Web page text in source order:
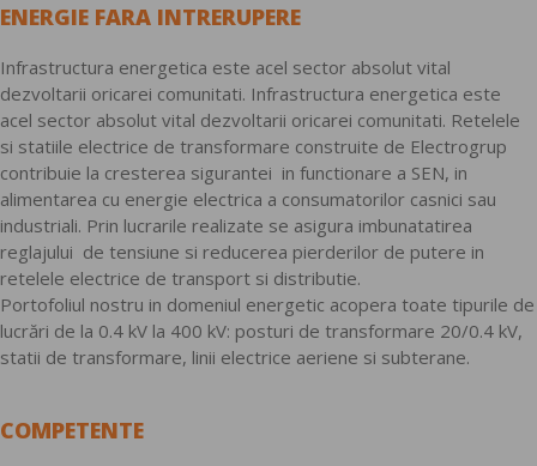
ENERGIE FARA INTRERUPERE
Infrastructura energetica este acel sector absolut vital
dezvoltarii oricarei comunitati. Infrastructura energetica este
acel sector absolut vital dezvoltarii oricarei comunitati. Retelele
si statiile electrice de transformare construite de Electrogrup
contribuie la cresterea sigurantei in functionare a SEN, in
alimentarea cu energie electrica a consumatorilor casnici sau
industriali. Prin lucrarile realizate se asigura imbunatatirea
reglajului de tensiune si reducerea pierderilor de putere in
retelele electrice de transport si distributie.
Portofoliul nostru in domeniul energetic acopera toate tipurile de
lucrări de la 0.4 kV la 400 kV: posturi de transformare 20/0.4 kV,
statii de transformare, linii electrice aeriene si subterane.
COMPETENTE